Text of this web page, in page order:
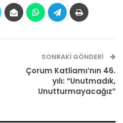
SONRAKI GÖNDERI
Çorum Katliamı’nın 46.
yılı: “Unutmadık,
Unutturmayacağız”